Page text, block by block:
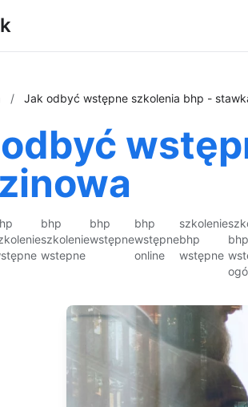
/ Jak odbyć wstępne szkolenia bhp -
bhp
szkolenie
wstepne
bhp
wstępne
bhp
wstępne
online
szkolenie
bhp
wstępne
bhp